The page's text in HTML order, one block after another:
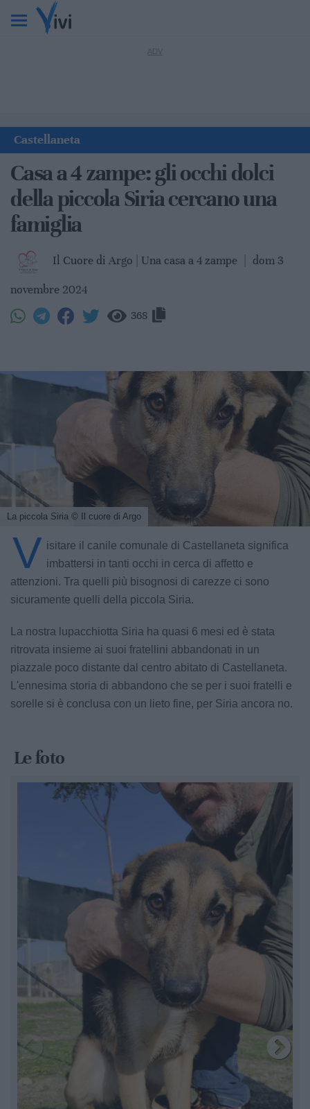
Castellaneta
Casa a 4 zampe: gli occhi dolci
della piccola Siria cercano una
famiglia
Il Cuore di Argo | Una casa a 4 zampe dom 3
novembre 2024
368
La piccola Siria © Il cuore di Argo
V isitare il canile comunale di Castellaneta significa
imbattersi in tanti occhi in cerca di affetto e
attenzioni. Tra quelli più bisognosi di carezze ci sono
sicuramente quelli della piccola Siria.
La nostra lupacchiotta Siria ha quasi 6 mesi ed è stata
ritrovata insieme ai suoi fratellini abbandonati in un
piazzale poco distante dal centro abitato di Castellaneta.
L'ennesima storia di abbandono che se per i suoi fratelli e
sorelle si è conclusa con un lieto fine, per Siria ancora no.
Le foto